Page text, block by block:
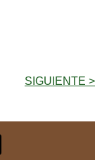
SIGUIENTE >